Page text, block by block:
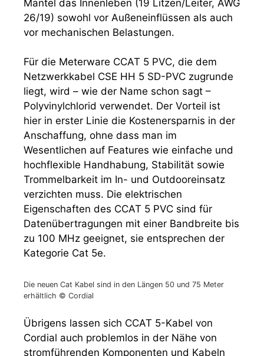
Mantel das Innenleben (19 Litzen/Leiter, AWG
26/19) sowohl vor Außeneinflüssen als auch
vor mechanischen Belastungen.
Für die Meterware CCAT 5 PVC, die dem
Netzwerkkabel CSE HH 5 SD-PVC zugrunde
liegt, wird – wie der Name schon sagt –
Polyvinylchlorid verwendet. Der Vorteil ist
hier in erster Linie die Kostenersparnis in der
Anschaffung, ohne dass man im
Wesentlichen auf Features wie einfache und
hochflexible Handhabung, Stabilität sowie
Trommelbarkeit im In- und Outdooreinsatz
verzichten muss. Die elektrischen
Eigenschaften des CCAT 5 PVC sind für
Datenübertragungen mit einer Bandbreite bis
zu 100 MHz geeignet, sie entsprechen der
Kategorie Cat 5e.
Die neuen Cat Kabel sind in den Längen 50 und 75 Meter
erhältlich © Cordial
Übrigens lassen sich CCAT 5-Kabel von
Cordial auch problemlos in der Nähe von
stromführenden Komponenten und Kabeln